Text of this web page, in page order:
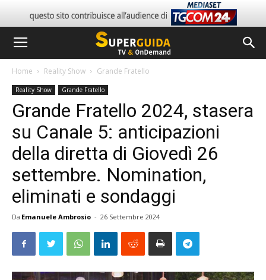
Home Reality Show Grande Fratello
Reality Show Grande Fratello
Grande Fratello 2024, stasera
su Canale 5: anticipazioni
della diretta di Giovedì 26
settembre. Nomination,
eliminati e sondaggi
Da Emanuele Ambrosio - 26 Settembre 2024